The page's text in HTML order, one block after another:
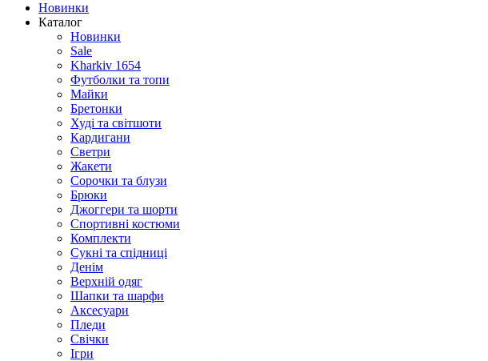
Новинки
Каталог
Новинки
Sale
Kharkiv 1654
Футболки та топи
Майки
Бретонки
Худі та світшоти
Кардигани
Светри
Жакети
Сорочки та блузи
Брюки
Джоггери та шорти
Спортивні костюми
Комплекти
Сукні та спідниці
Денім
Верхній одяг
Шапки та шарфи
Аксесуари
Пледи
Свічки
Ігри